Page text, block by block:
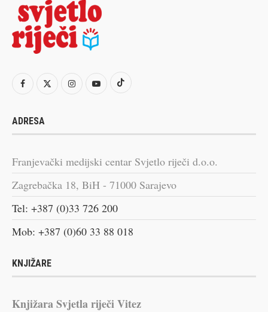
ADRESA
Franjevački medijski centar Svjetlo riječi d.o.o.
Zagrebačka 18, BiH - 71000 Sarajevo
Tel: +387 (0)33 726 200
Mob: +387 (0)60 33 88 018
KNJIŽARE
Knjižara Svjetla riječi Vitez